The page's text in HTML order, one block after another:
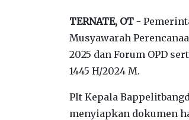
TERNATE, OT -
Musyawarah
2025 dan Forum OPD
1445 H/2024 M.
Plt Kepala
menyiapkan dokumen